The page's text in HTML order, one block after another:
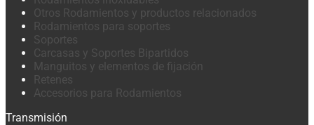
Otros Rodamientos y productos relacionados
Rodamientos para soportes
Soportes
Carcasas y Soportes Bipartidos
Manguitos y elementos de fijación
Retenes
Accesorios para Rodamientos
Transmisión